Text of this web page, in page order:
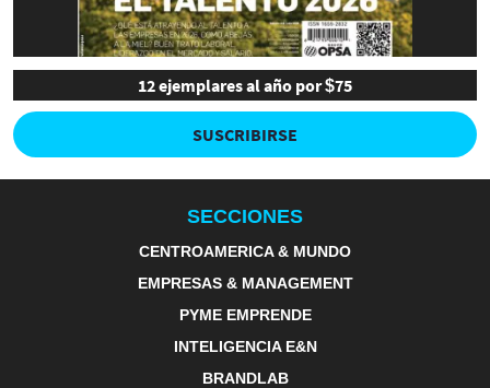
12 ejemplares al año por $75
SUSCRIBIRSE
SECCIONES
CENTROAMERICA & MUNDO
EMPRESAS & MANAGEMENT
PYME EMPRENDE
INTELIGENCIA E&N
BRANDLAB